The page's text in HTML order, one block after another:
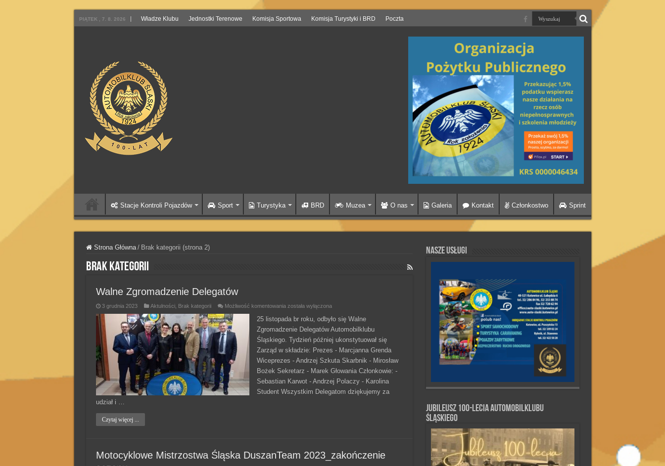
PIĄTEK , 7. 8. 2026 Władze Klubu Jednostki Terenowe Komisja Sportowa Komisja Turystyki i BRD Poczta
Stacje Kontroli Pojazdów Sport Turystyka BRD Muzea O nas Galeria Kontakt Członkostwo Sprint
Strona Główna / Brak kategorii (strona 2)
Brak kategorii
Walne Zgromadzenie Delegatów
3 grudnia 2023 Aktulności, Brak kategorii Możliwość komentowania Walne
Zgromadzenie
Delegatów
została wyłączona
25 listopada br roku, odbyło się Walne
Zgromadzenie Delegatów Automobilklubu
Śląskiego. Tydzień później ukonstytuował się
Zarząd w składzie: Prezes - Marcjanna Grenda
Wiceprezes - Andrzej Szkuta Skarbnik - Mirosław
Bożek Sekretarz - Marek Głowania Członkowie: -
Sebastian Karwot - Andrzej Polaczy - Karolina
Student Wszystkim Delegatom dziękujemy za
udział i …
Czytaj więcej ...
Motocyklowe Mistrzostwa Śląska DuszanTeam 2023_zakończenie
Nasze Usługi
Jubileusz 100-lecia Automobilklubu
Śląskiego